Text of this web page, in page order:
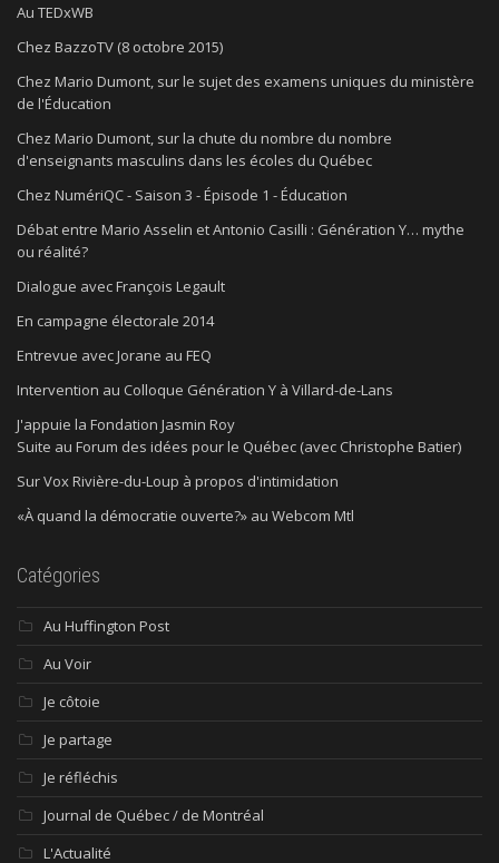
Au TEDxWB
Chez BazzoTV (8 octobre 2015)
Chez Mario Dumont, sur le sujet des examens uniques du ministère
de l'Éducation
Chez Mario Dumont, sur la chute du nombre du nombre
d'enseignants masculins dans les écoles du Québec
Chez NumériQC - Saison 3 - Épisode 1 - Éducation
Débat entre Mario Asselin et Antonio Casilli : Génération Y… mythe
ou réalité?
Dialogue avec François Legault
En campagne électorale 2014
Entrevue avec Jorane au FEQ
Intervention au Colloque Génération Y à Villard-de-Lans
J'appuie la Fondation Jasmin Roy
Suite au Forum des idées pour le Québec (avec Christophe Batier)
Sur Vox Rivière-du-Loup à propos d'intimidation
«À quand la démocratie ouverte?» au Webcom Mtl
Catégories
Au Huffington Post
Au Voir
Je côtoie
Je partage
Je réfléchis
Journal de Québec / de Montréal
L'Actualité